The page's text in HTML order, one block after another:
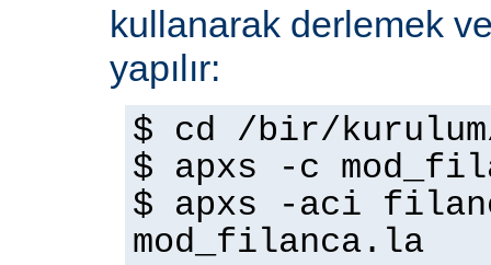
kullanarak derlemek
yapılır:
$ cd /bir/
$ apxs -c
$ apxs -aci
mod_filanca.la